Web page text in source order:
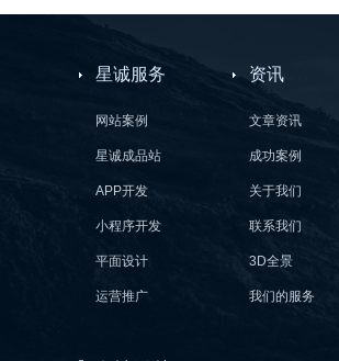
星诚服务
网站案例
星诚成品站
APP开发
小程序开发
平面设计
运营推广
资讯
文章资讯
成功案例
关于我们
联系我们
3D全景
我们的服务